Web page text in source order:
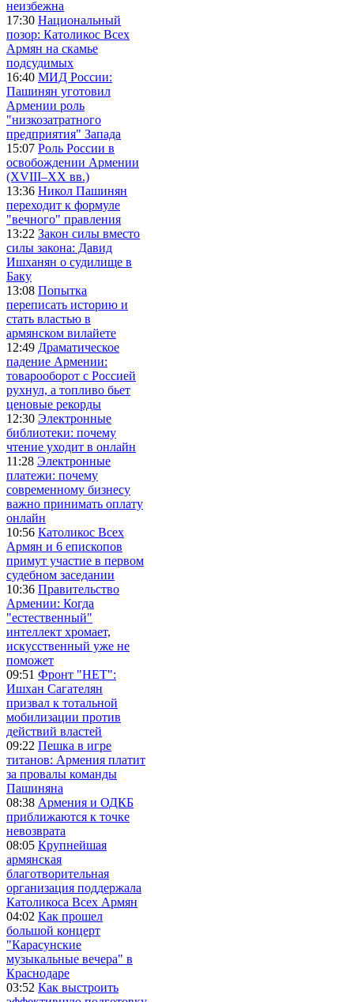
неизбежна
17:30 Национальный
позор: Католикос Всех
Армян на скамье
подсудимых
16:40 МИД России:
Пашинян уготовил
Армении роль
"низкозатратного
предприятия" Запада
15:07 Роль России в
освобождении Армении
(XVIII–XX вв.)
13:36 Никол Пашинян
переходит к формуле
"вечного" правления
13:22 Закон силы вместо
силы закона: Давид
Ишханян о судилище в
Баку
13:08 Попытка
переписать историю и
стать властью в
армянском вилайете
12:49 Драматическое
падение Армении:
товарооборот с Россией
рухнул, а топливо бьет
ценовые рекорды
12:30 Электронные
библиотеки: почему
чтение уходит в онлайн
11:28 Электронные
платежи: почему
современному бизнесу
важно принимать оплату
онлайн
10:56 Католикос Всех
Армян и 6 епископов
примут участие в первом
судебном заседании
10:36 Правительство
Армении: Когда
"естественный"
интеллект хромает,
искусственный уже не
поможет
09:51 Фронт "НЕТ":
Ишхан Сагателян
призвал к тотальной
мобилизации против
действий властей
09:22 Пешка в игре
титанов: Армения платит
за провалы команды
Пашиняна
08:38 Армения и ОДКБ
приближаются к точке
невозврата
08:05 Крупнейшая
армянская
благотворительная
организация поддержала
Католикоса Всех Армян
04:02 Как прошел
большой концерт
"Карасунские
музыкальные вечера" в
Краснодаре
03:52 Как выстроить